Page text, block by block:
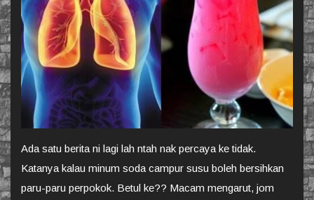
Ada satu berita ni lagi lah ntah nak percaya ke tidak.
Katanya kalau minum soda campur susu boleh bersihkan
paru-paru perpokok. Betul ke?? Macam mengarut, jom